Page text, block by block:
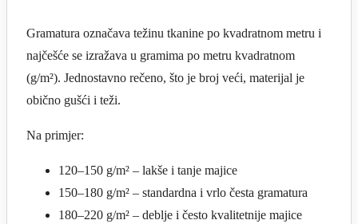
Gramatura označava težinu tkanine po kvadratnom metru i
najčešće se izražava u gramima po metru kvadratnom
(g/m²). Jednostavno rečeno, što je broj veći, materijal je
obično gušći i teži.
Na primjer:
120–150 g/m² – lakše i tanje majice
150–180 g/m² – standardna i vrlo česta gramatura
180–220 g/m² – deblje i često kvalitetnije majice